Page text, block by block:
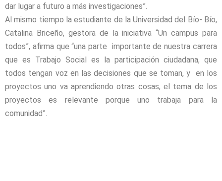
dar lugar a futuro a más investigaciones”.
Al mismo tiempo la estudiante de la Universidad del Bío- Bío,
Catalina Briceño, gestora de la iniciativa “Un campus para
todos”, afirma que “una parte importante de nuestra carrera
que es Trabajo Social es la participación ciudadana, que
todos tengan voz en las decisiones que se toman, y en los
proyectos uno va aprendiendo otras cosas, el tema de los
proyectos es relevante porque uno trabaja para la
comunidad”.